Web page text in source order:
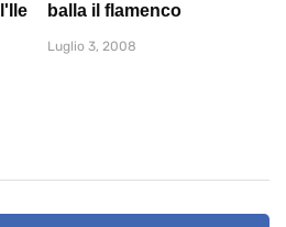
balla il flamenco
Luglio 3, 2008